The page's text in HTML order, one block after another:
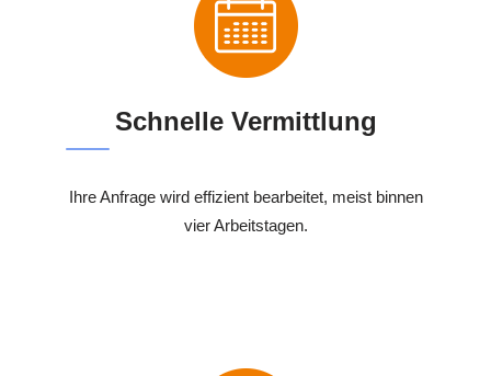
Schnelle Vermittlung
Ihre Anfrage wird effizient bearbeitet, meist binnen
vier Arbeitstagen.